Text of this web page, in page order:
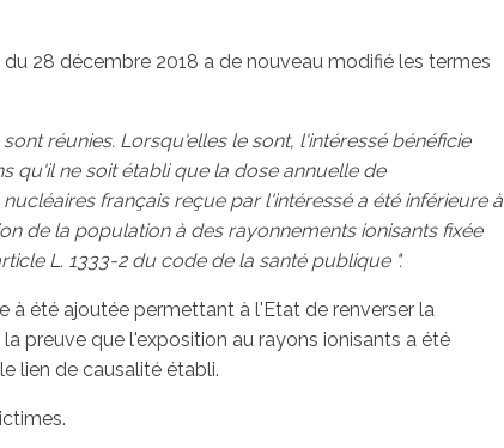
du 28 décembre 2018 a de nouveau modifié les termes
réunies. Lorsqu'elles le sont, l'intéressé bénéficie
qu'il ne soit établi que la dose annuelle de
français reçue par l'intéressé a été inférieure à
de la population à des rayonnements ionisants fixée
L. 1333-2 du code de la santé publique ".
à été ajoutée permettant à l'Etat de renverser la
preuve que l'exposition au rayons ionisants a été
lien de causalité établi.